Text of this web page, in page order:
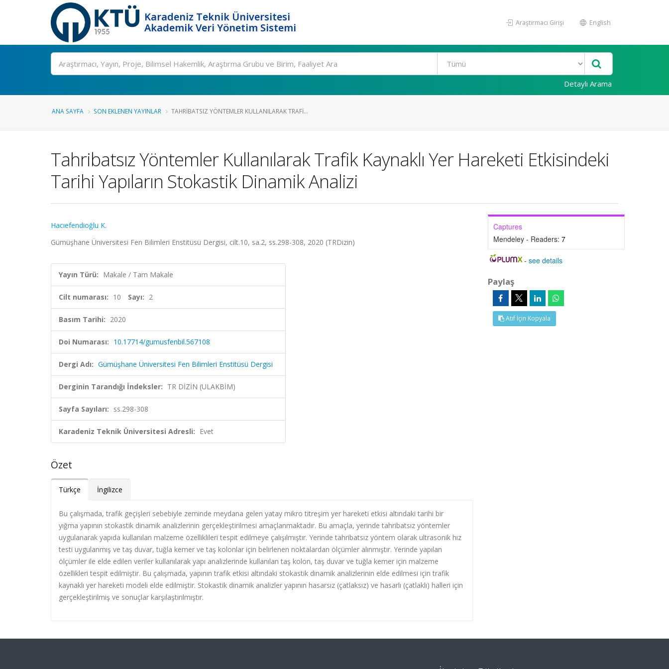
Karadeniz Teknik Üniversitesi
Akademik Veri Yönetim Sistemi
Araştırmacı Girişi English
Ara
Detaylı Arama
ANA SAYFA SON EKLENEN YAYINLAR TAHRIBATSIZ YÖNTEMLER KULLANILARAK TRAFI...
Tahribatsız Yöntemler Kullanılarak Trafik Kaynaklı Yer Hareketi Etkisindeki
Tarihi Yapıların Stokastik Dinamik Analizi
Hacıefendioğlu K.
Gümüşhane Üniversitesi Fen Bilimleri Enstitüsü Dergisi, cilt.10, sa.2, ss.298-308, 2020 (TRDizin)
Yayın Türü: Makale / Tam Makale
Cilt numarası: 10 Sayı: 2
Basım Tarihi: 2020
Doi Numarası: 10.17714/gumusfenbil.567108
Dergi Adı: Gümüşhane Üniversitesi Fen Bilimleri Enstitüsü Dergisi
Derginin Tarandığı İndeksler: TR DİZİN (ULAKBİM)
Sayfa Sayıları: ss.298-308
Karadeniz Teknik Üniversitesi Adresli: Evet
Özet
Türkçe İngilizce
Bu çalışmada, trafik geçişleri sebebiyle zeminde meydana gelen yatay mikro titreşim yer hareketi etkisi altındaki tarihi bir
yığma yapının stokastik dinamik analizlerinin gerçekleştirilmesi amaçlanmaktadır. Bu amaçla, yerinde tahribatsız yöntemler
uygulanarak yapıda kullanılan malzeme özelliklileri tespit edilmeye çalışılmıştır. Yerinde tahribatsız yöntem olarak ultrasonik hız
testi uygulanmış ve taş duvar, tuğla kemer ve taş kolonlar için belirlenen noktalardan ölçümler alınmıştır. Yerinde yapılan
ölçümler ile elde edilen veriler kullanılarak yapı analizlerinde kullanılan taş kolon, taş duvar ve tuğla kemer için malzeme
özellikleri tespit edilmiştir. Bu çalışmada, yapının trafik etkisi altındaki stokastik dinamik analizlerinin elde edilmesi için trafik
kaynaklı yer hareketi modeli elde edilmiştir. Stokastik dinamik analizler yapının hasarsız (çatlaksız) ve hasarlı (çatlaklı) halleri için
gerçekleştirilmiş ve sonuçlar karşılaştırılmıştır.
Captures
Mendeley - Readers: 7
-see details
Paylaş
Atıf İçin Kopyala